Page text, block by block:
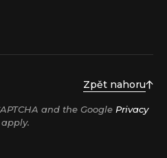
Zpět nahoru
and the Google Privacy
apply.